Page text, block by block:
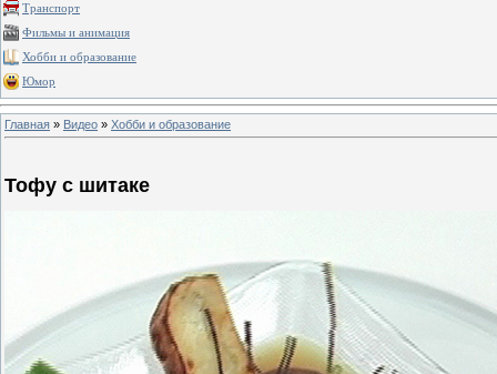
Транспорт
Фильмы и анимация
Хобби и образование
Юмор
Главная » Видео » Хобби и образование
Тофу с шитаке